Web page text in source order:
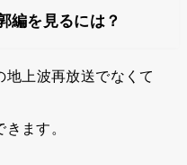
編を見るには？
地上波再放送でなくて
ます。